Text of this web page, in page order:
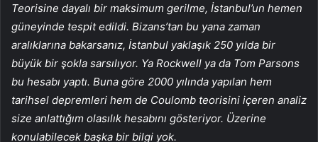
Teorisine dayalı bir maksimum gerilme, İstanbul’un hemen
güneyinde tespit edildi. Bizans’tan bu yana zaman
aralıklarına bakarsanız, İstanbul yaklaşık 250 yılda bir
büyük bir şokla sarsılıyor. Ya Rockwell ya da Tom Parsons
bu hesabı yaptı. Buna göre 2000 yılında yapılan hem
tarihsel depremleri hem de Coulomb teorisini içeren analiz
size anlattığım olasılık hesabını gösteriyor. Üzerine
konulabilecek başka bir bilgi yok.